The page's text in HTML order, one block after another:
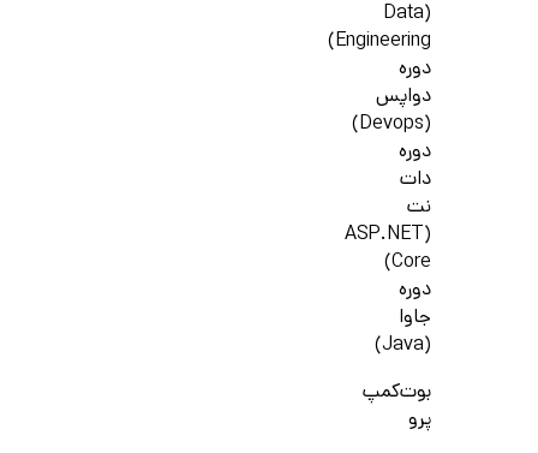
(Data
Engineering)
دوره
دواپس
(Devops)
دوره
دات
نت
(ASP.NET
Core)
دوره
جاوا
(Java)
بوت‌کمپ
پرو